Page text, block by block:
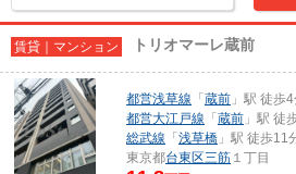
賃貸｜マンション トリオマーレ蔵前
都営浅草線 「 蔵前 」駅 徒歩
都営大江戸線 「 蔵前 」駅 徒
総武線 「 浅草橋 」駅 徒歩11
東京都台東区三筋 １丁目